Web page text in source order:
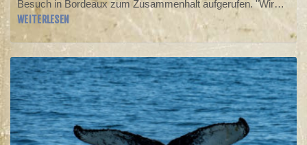
Besuch in Bordeaux zum Zusammenhalt aufgerufen. "Wir
stehen zusammen und kämpfen, um diese Schlacht überall
zu gewinnen", sagte Macron am Montag im Krisenzentrum
der Einsatzkräfte in Bordeaux. Er warnte zugleich: "Die
kommenden Wochen werden hart." Es seien die heftigsten
Waldbrände in Frankreich seit Ende des Zweiten Weltkriegs.
WEITERLESEN